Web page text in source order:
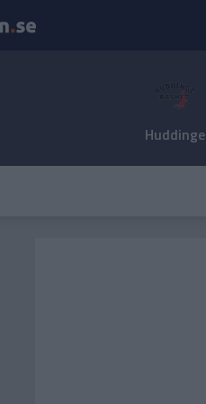
Huddinge